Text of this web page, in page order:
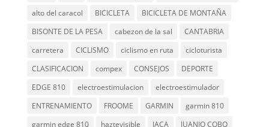
alto del caracol
BICICLETA
BICICLETA DE MONTAÑA
BISONTE DE LA PESA
cabezon de la sal
CANTABRIA
carretera
CICLISMO ciclismo en ruta
cicloturista
CLASIFICACION
compex CONSEJOS
DEPORTE
EDGE 810
electroestimulacion
electroestimulador
ENTRENAMIENTO
FROOME GARMIN
garmin 810
garmin edge 810
haztevisible JACA JUANJO COBO